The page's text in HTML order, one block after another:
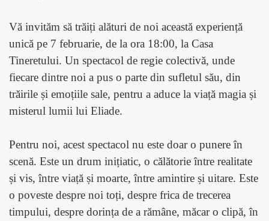
Vă invităm să trăiți alături de noi această experiență
unică pe 7 februarie, de la ora 18:00, la Casa
Tineretului. Un spectacol de regie colectivă, unde
fiecare dintre noi a pus o parte din sufletul său, din
trăirile și emoțiile sale, pentru a aduce la viață magia și
misterul lumii lui Eliade.
Pentru noi, acest spectacol nu este doar o punere în
scenă. Este un drum inițiatic, o călătorie între realitate
și vis, între viață și moarte, între amintire și uitare. Este
o poveste despre noi toți, despre frica de trecerea
timpului, despre dorința de a rămâne, măcar o clipă, în